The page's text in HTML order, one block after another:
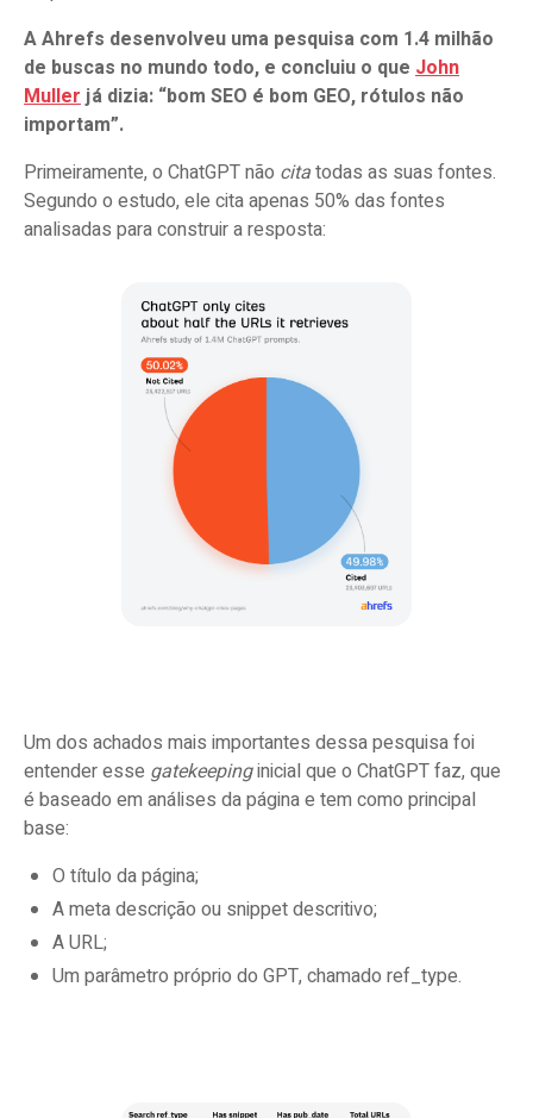
A Ahrefs desenvolveu uma pesquisa com 1.4 milhão
de buscas no mundo todo, e concluiu o que John
Mullerjá dizia: “bom SEO é bom GEO, rótulos não
importam”.
Primeiramente, o ChatGPT não citatodas as suas fontes.
Segundo o estudo, ele cita apenas 50% das fontes
analisadas para construir a resposta:
Um dos achados mais importantes dessa pesquisa foi
entender esse gatekeepinginicial que o ChatGPT faz, que
é baseado em análises da página e tem como principal
base:
O título da página;
A meta descrição ou snippet descritivo;
A URL;
Um parâmetro próprio do GPT, chamado ref_type.